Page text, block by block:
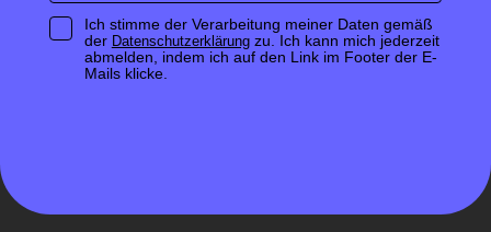
Ich stimme der Verarbeitung meiner Daten gemäß
der Datenschutzerklärungzu. Ich kann mich jederzeit
abmelden, indem ich auf den Link im Footer der E-
Mails klicke.